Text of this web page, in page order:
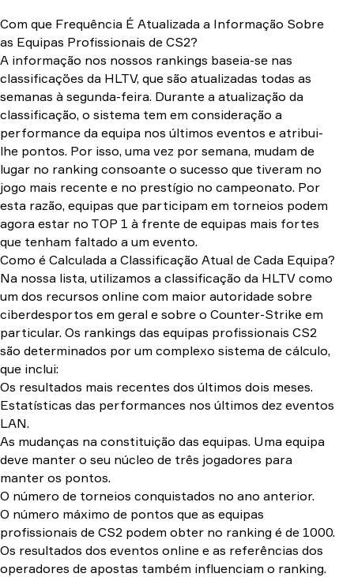
Com que Frequência É Atualizada a Informação Sobre
as Equipas Profissionais de CS2?
A informação nos nossos rankings baseia-se nas
classificações da HLTV, que são atualizadas todas as
semanas à segunda-feira. Durante a atualização da
classificação, o sistema tem em consideração a
performance da equipa nos últimos eventos e atribui-
lhe pontos. Por isso, uma vez por semana, mudam de
lugar no ranking consoante o sucesso que tiveram no
jogo mais recente e no prestígio no campeonato. Por
esta razão, equipas que participam em torneios podem
agora estar no TOP 1 à frente de equipas mais fortes
que tenham faltado a um evento.
Como é Calculada a Classificação Atual de Cada Equipa?
Na nossa lista, utilizamos a classificação da HLTV como
um dos recursos online com maior autoridade sobre
ciberdesportos em geral e sobre o Counter-Strike em
particular. Os rankings das equipas profissionais CS2
são determinados por um complexo sistema de cálculo,
que inclui:
Os resultados mais recentes dos últimos dois meses.
Estatísticas das performances nos últimos dez eventos
LAN.
As mudanças na constituição das equipas. Uma equipa
deve manter o seu núcleo de três jogadores para
manter os pontos.
O número de torneios conquistados no ano anterior.
O número máximo de pontos que as equipas
profissionais de CS2 podem obter no ranking é de 1000.
Os resultados dos eventos online e as referências dos
operadores de apostas também influenciam o ranking.